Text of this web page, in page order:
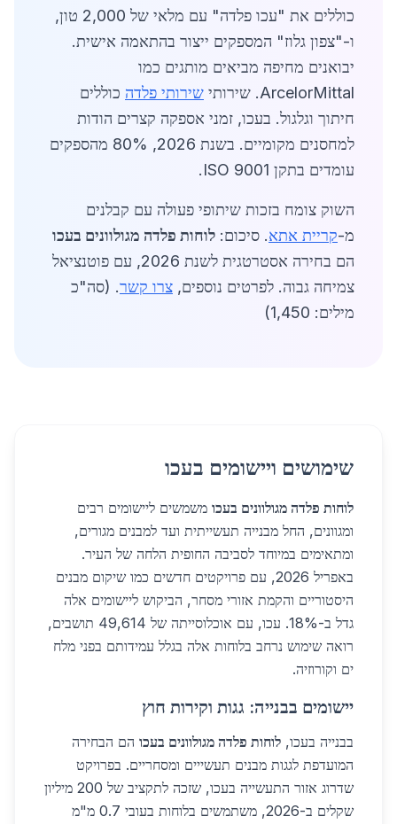
כוללים את "עכו פלדה" עם מלאי של 2,000 טון,
ו-"צפון גלוז" המספקים ייצור בהתאמה אישית.
יבואנים מחיפה מביאים מותגים כמו
ArcelorMittal. שירותי
שירותי פלדה כוללים
חיתוך וגלגול. בעכו, זמני אספקה קצרים הודות
למחסנים מקומיים. בשנת 2026, 80% מהספקים
עומדים בתקן ISO 9001.
השוק צומח בזכות שיתופי פעולה עם קבלנים
מ-קריית אתא. סיכום: לוחות פלדה מגולוונים בעכו
הם בחירה אסטרטגית לשנת 2026, עם פוטנציאל
צמיחה גבוה. לפרטים נוספים, צרו קשר. (סה"כ
מילים: 1,450)
שימושים ויישומים בעכו
לוחות פלדה מגולוונים בעכו משמשים ליישומים רבים
ומגוונים, החל מבנייה תעשייתית ועד למבנים מגורים,
ומתאימים במיוחד לסביבה החופית הלחה של העיר.
באפריל 2026, עם פרויקטים חדשים כמו שיקום מבנים
היסטוריים והקמת אזורי מסחר, הביקוש ליישומים אלה
גדל ב-18%. עכו, עם אוכלוסייתה של 49,614 תושבים,
רואה שימוש נרחב בלוחות אלה בגלל עמידותם בפני מלח
ים וקורוזיה.
יישומים בבנייה: גגות וקירות חוץ
בבנייה בעכו, לוחות פלדה מגולוונים בעכו הם הבחירה
המועדפת לגגות מבנים תעשייים ומסחריים. בפרויקט
שדרוג אזור התעשייה בעכו, שזכה לתקציב של 200 מיליון
שקלים ב-2026, משתמשים בלוחות בעובי 0.7 מ"מ